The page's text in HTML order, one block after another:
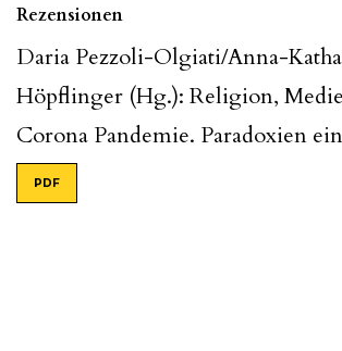
Rezensionen
Daria Pezzoli-Olgiati/Anna-
Höpflinger (Hg.): Religion,
Corona Pandemie. Paradoxien
PDF